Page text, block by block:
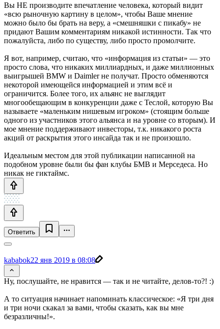
Вы НЕ производите впечатление человека, который видит
«всю рыночную картину в целом», чтобы Ваше мнение
можно было бы брать на веру, а «смешняшки с пикабу» не
придают Вашим комментариям никакой истинности. Так что
пожалуйста, либо по существу, либо просто промолчите.
Я вот, например, считаю, что «информация из статьи» — это
просто слова, что никаких миллиардных, и даже миллионных
выигрышей BMW и Daimler не получат. Просто обменяются
некоторой имеющейся информацией и этим всё и
ограничится. Более того, их альянс не выглядит
многообещающим в конкуренции даже с Теслой, которую Вы
называете «маленьким нишевым игроком» (стоящим больше
одного из участников этого альянса и на уровне со вторым). И
мое мнение поддерживают инвесторы, т.к. никакого роста
акций от раскрытия этого инсайда так и не произошло.
Идеальным местом для этой публикации написанной на
подобном уровне были бы фан клубы БМВ и Мерседеса. Но
никак не гиктаймс.
Ответить
kababok22 янв 2019 в 08:08
Ну, послушайте, не нравится — так и не читайте, делов-то?! :)
А то ситуация начинает напоминать классическое: «Я три дня
и три ночи скакал за вами, чтобы сказать, как вы мне
безразличны!».